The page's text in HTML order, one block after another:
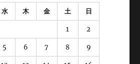
水 木 金 土 日
1 2
5 6 7 8 9